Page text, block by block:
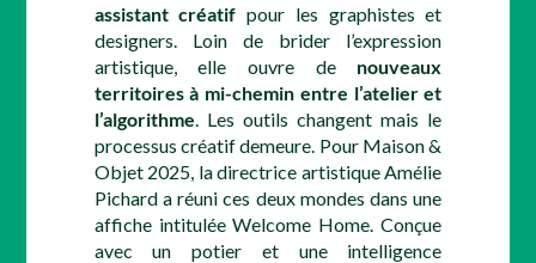
assistant créatif pour les graphistes et
designers. Loin de brider l’expression
artistique, elle ouvre de nouveaux
territoires à mi-chemin entre l’atelier et
l’algorithme. Les outils changent mais le
processus créatif demeure. Pour Maison &
Objet 2025, la directrice artistique Amélie
Pichard a réuni ces deux mondes dans une
affiche intitulée Welcome Home. Conçue
avec un potier et une intelligence